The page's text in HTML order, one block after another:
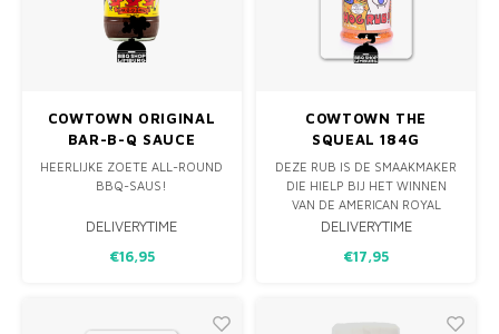
COWTOWN ORIGINAL
BAR-B-Q SAUCE
HEERLIJKE ZOETE ALL-ROUND
BBQ-SAUS!
DELIVERYTIME
€16,95
COWTOWN THE
SQUEAL 184G
DEZE RUB IS DE SMAAKMAKER
DIE HIELP BIJ HET WINNEN
VAN DE AMERICAN ROYAL
BARBECUE CONTEST,
OF KIP MET COWTOWN
DELIVERYTIME
€17,95